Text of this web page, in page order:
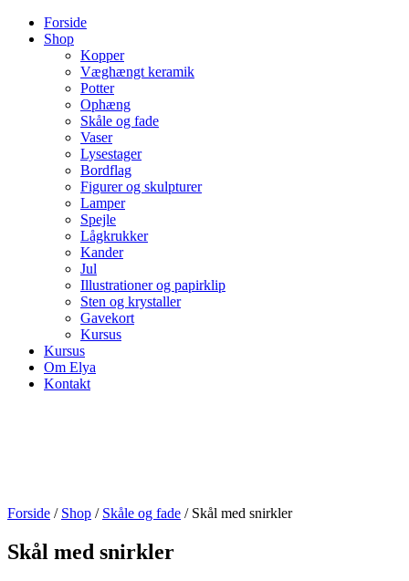
Forside
Shop
Kopper
Væghængt keramik
Potter
Ophæng
Skåle og fade
Vaser
Lysestager
Bordflag
Figurer og skulpturer
Lamper
Spejle
Lågkrukker
Kander
Jul
Illustrationer og papirklip
Sten og krystaller
Gavekort
Kursus
Kursus
Om Elya
Kontakt
Forside / Shop / Skåle og fade / Skål med snirkler
Skål med snirkler